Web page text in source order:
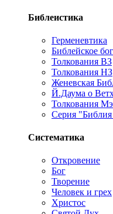
Библеистика
Герменевтика
Библейское
Толкования ВЗ
Толкования НЗ
Женевская
Й.Даума о
Толкования
Серия "Библия
Систематика
Откровение
Бог
Творение
Человек и грех
Христос